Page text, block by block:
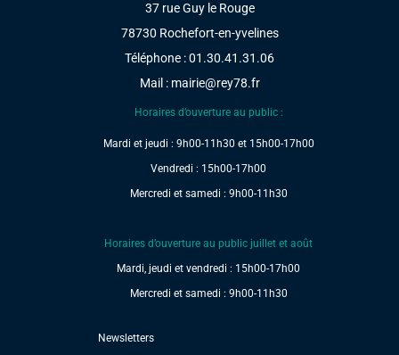
37 rue Guy le Rouge
78730 Rochefort-en-yvelines
Téléphone : 01.30.41.31.06
Mail : mairie@rey78.fr
Horaires d’ouverture au public :
Mardi et jeudi : 9h00-11h30 et 15h00-17h00
Vendredi : 15h00-17h00
Mercredi et samedi : 9h00-11h30
Horaires d’ouverture au public juillet et août
Mardi, jeudi et vendredi : 15h00-17h00
Mercredi et samedi : 9h00-11h30
Newsletters